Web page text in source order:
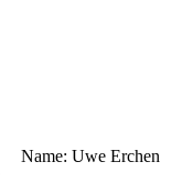
Name: Uwe Erchen